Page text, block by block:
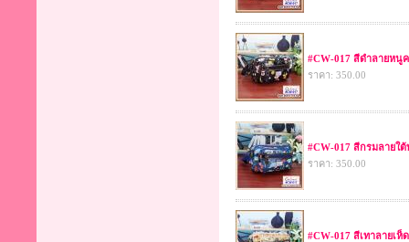
#CW-017 สีดำลายหนู
ราคา: 350.00
#CW-017 สีกรมลายใต้
ราคา: 350.00
#CW-017 สีเทาลายเห็ด